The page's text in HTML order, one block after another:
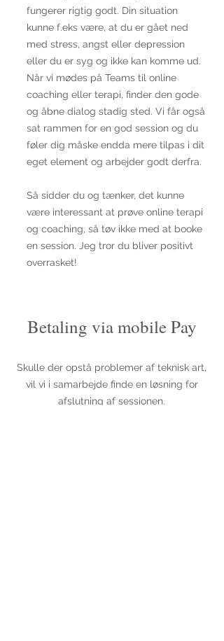
fungerer rigtig godt. Din situation
kunne f.eks være, at du er gået ned
med stress, angst eller depression
eller du er syg og ikke kan komme ud.
Når vi mødes på Teams til online
coaching eller terapi, finder den gode
og åbne dialog stadig sted. Vi får også
sat rammen for en god session og du
føler dig måske endda mere tilpas i dit
eget element og arbejder godt derfra.
Så sidder du og tænker, det kunne
være interessant at prøve online terapi
og coaching, så tøv ikke med at booke
en session. Jeg tror du bliver positivt
overrasket!
Betaling via mobile Pay
Skulle der opstå problemer af teknisk art,
vil vi i samarbejde finde en løsning for
afslutning af sessionen.